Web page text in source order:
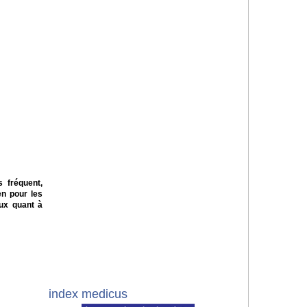
fréquent,
pour les
quant à
index medicus